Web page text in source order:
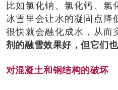
比如氯化钠、氯化钙、氯
冰雪里会让水的凝固点降
很快就会融化成水，从而
剂的融雪效果好，但它们
对混凝土和钢结构的破坏